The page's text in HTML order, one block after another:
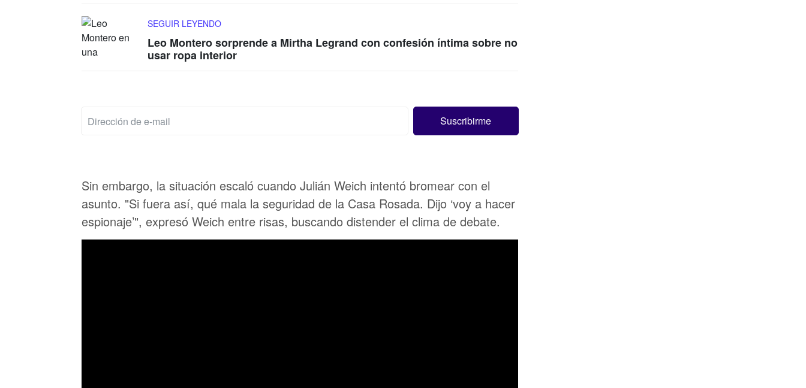
SEGUIR LEYENDO
Leo Montero sorprende a Mirtha Legrand con confesión íntima sobre no
usar ropa interior
Sin embargo, la situación escaló cuando Julián Weich intentó bromear con el
asunto. "Si fuera así, qué mala la seguridad de la Casa Rosada. Dijo ‘voy a hacer
espionaje’", expresó Weich entre risas, buscando distender el clima de debate.